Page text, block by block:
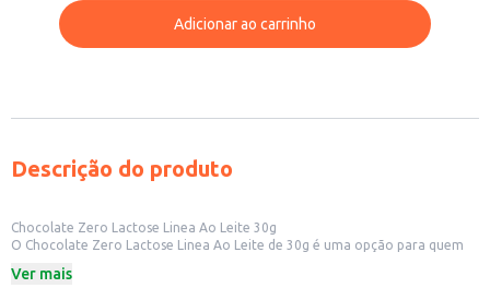
Adicionar ao carrinho
Descrição do produto
Chocolate Zero Lactose Linea Ao Leite 30g
O Chocolate Zero Lactose Linea Ao Leite de 30g é uma opção para quem
lactose. Ideal para quem não abre mão de um chocolate saboroso, sem
Ver mais